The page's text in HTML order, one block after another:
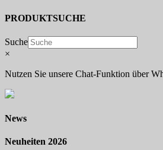
PRODUKTSUCHE
Suche
×
Nutzen Sie unsere Chat-Funktion über
News
Neuheiten 2026